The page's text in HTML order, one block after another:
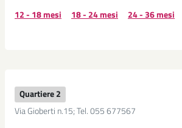
12 - 18 mesi
18 - 24 mesi 24 - 36 mesi
Quartiere 2
Via Gioberti n.15; Tel. 055 677567